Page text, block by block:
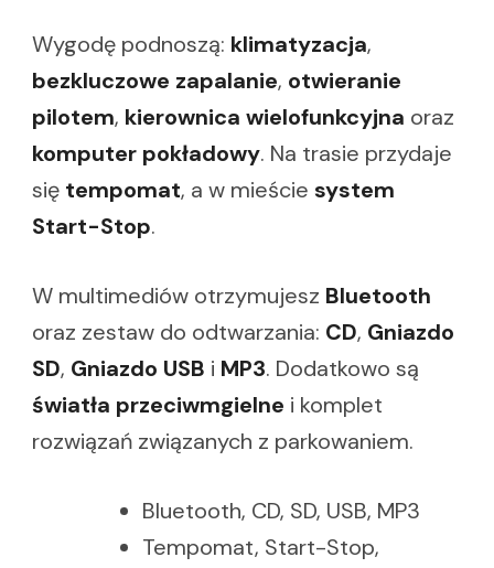
Wygodę podnoszą: klimatyzacja,
bezkluczowe zapalanie, otwieranie
pilotem, kierownica wielofunkcyjna oraz
komputer pokładowy. Na trasie przydaje
się tempomat, a w mieście system
Start-Stop.
W multimediów otrzymujesz Bluetooth
oraz zestaw do odtwarzania: CD, Gniazdo
SD, Gniazdo USB i MP3. Dodatkowo są
światła przeciwmgielne i komplet
rozwiązań związanych z parkowaniem.
Bluetooth, CD, SD, USB, MP3
Tempomat, Start-Stop,